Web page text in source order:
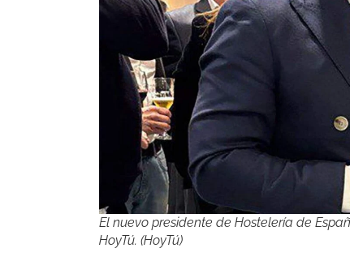
El nuevo presidente de Hostelería de
HoyTú. (HoyTú)